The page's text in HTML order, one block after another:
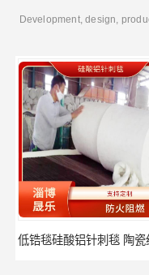
Development, design,
低锆毯硅酸铝针刺毯 陶瓷